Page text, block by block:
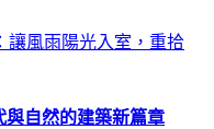
自然的建築新篇章